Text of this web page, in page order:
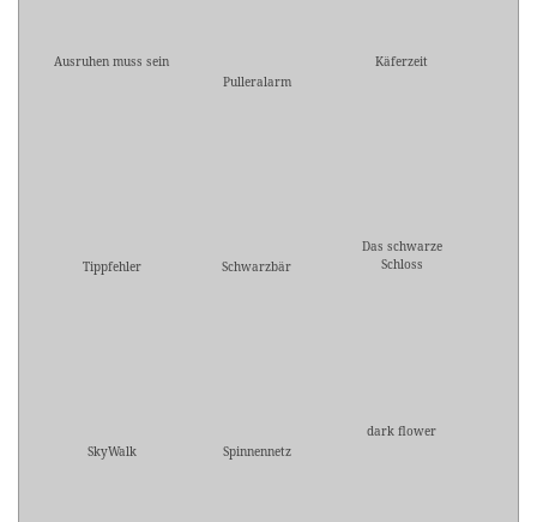
Ausruhen muss sein
Pulleralarm
Käferzeit
Tippfehler Schwarzbär
Das schwarze
Schloss
SkyWalk Spinnennetz
dark flower